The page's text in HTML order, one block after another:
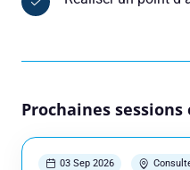
Prochaines
03 Sep 2026